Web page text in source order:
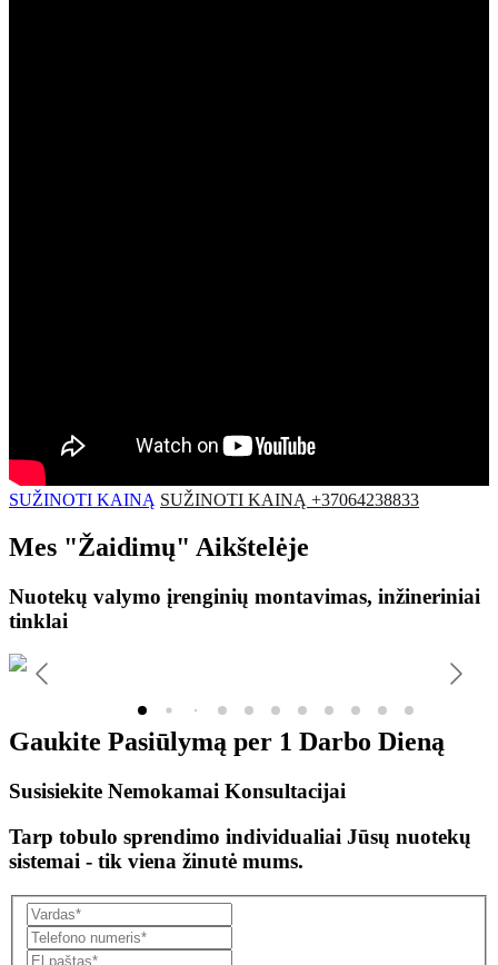
SUŽINOTI KAINĄ SUŽINOTI KAINĄ +37064238833
Mes "Žaidimų" Aikštelėje
Nuotekų valymo įrenginių montavimas, inžineriniai
tinklai
Gaukite Pasiūlymą per 1 Darbo Dieną
Susisiekite Nemokamai Konsultacijai
Tarp tobulo sprendimo individualiai Jūsų nuotekų
sistemai - tik viena žinutė mums.